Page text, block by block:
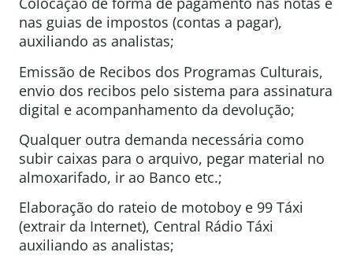
nas guias de impostos (contas a pagar),
auxiliando as analistas;
Emissão de Recibos dos Programas Culturais,
envio dos recibos pelo sistema para assinatura
digital e acompanhamento da devolução;
Qualquer outra demanda necessária como
subir caixas para o arquivo, pegar material no
almoxarifado, ir ao Banco etc.;
Elaboração do rateio de motoboy e 99 Táxi
(extrair da Internet), Central Rádio Táxi
auxiliando as analistas;